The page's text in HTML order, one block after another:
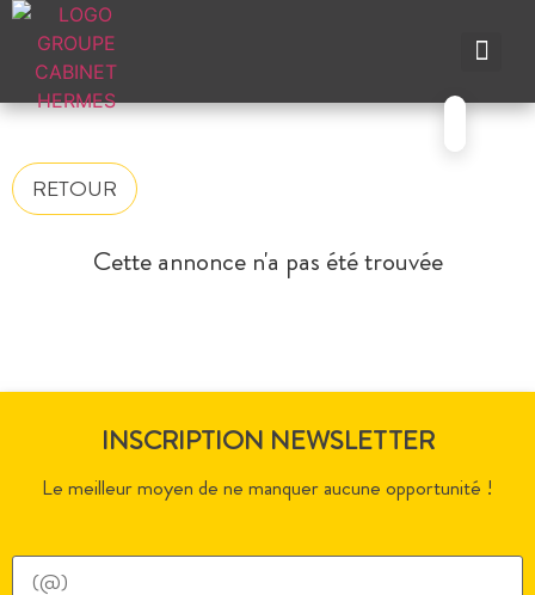
RETOUR
Cette annonce n'a pas été trouvée
INSCRIPTION NEWSLETTER
Le meilleur moyen de ne manquer aucune opportunité !